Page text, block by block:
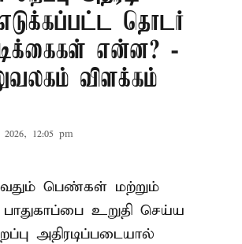
தொடர்
என்ன? -
விளக்கம்
12:05 pm
பெண்கள் மற்றும்
உறுதி செய்ய
அதிரடிப்படையால்